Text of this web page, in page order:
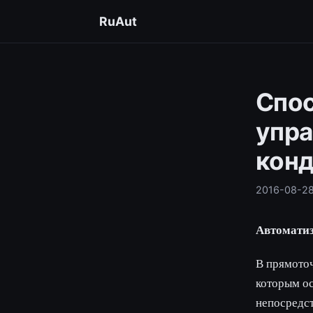
RuAut
2016-08-
В
которым